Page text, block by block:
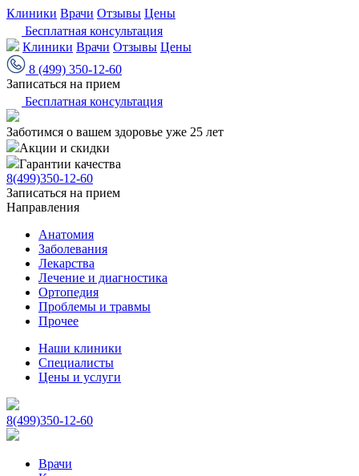
Клиники Врачи Отзывы Цены
Бесплатная консультация
Клиники Врачи Отзывы Цены
8 (499) 350-12-60
Записаться на прием
Бесплатная консультация
Заботимся о вашем здоровье уже 25 лет
Акции и скидки
Гарантии качества
8(499)350-12-60
Записаться на прием
Направления
Анатомия
Заболевания
Лекарства
Лечение и диагностика
Ортопедия
Проблемы и травмы
Прочее
Наши клиники
Специалисты
Цены и услуги
8(499)350-12-60
Врачи